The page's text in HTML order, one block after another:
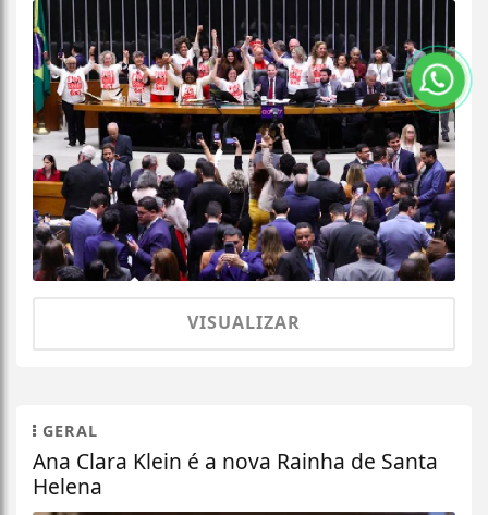
VISUALIZAR
GERAL
Ana Clara Klein é a nova Rainha de Santa
Helena